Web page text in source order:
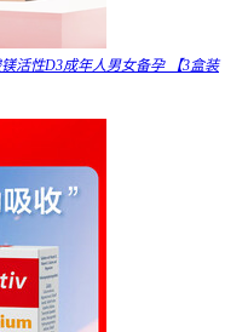
活性D3成年人男女备孕 【3盒装